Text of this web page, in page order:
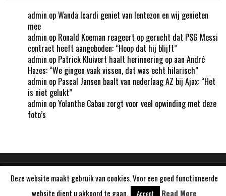
admin opWanda Icardi geniet van lentezon en wij genieten
mee
admin op Ronald Koeman reageert op gerucht dat PSG Messi
contract heeft aangeboden: “Hoop dat hij blijft”
admin op Patrick Kluivert haalt herinnering op aan André
Hazes: “We gingen vaak vissen, dat was echt hilarisch”
admin op Pascal Jansen baalt van nederlaag AZ bij Ajax: “Het
is niet gelukt”
admin opYolanthe Cabau zorgt voor veel opwinding met deze
foto’s
Aangedreven doorWordPress
Deze website maakt gebruik van cookies. Voor een goed functioneerde
website dient u akkoord te gaan.
Accept Read More